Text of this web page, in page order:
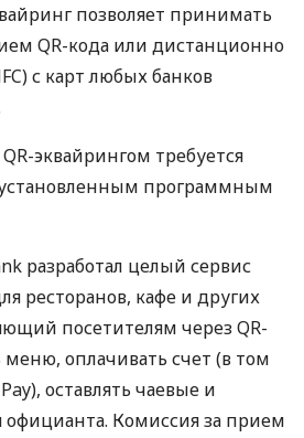
позволяет принимать
QR-кода или дистанционно
с карт любых банков
эквайрингом требуется
программным
разработал целый сервис
ресторанов, кафе и других
посетителям через QR-
оплачивать счет (в том
оставлять чаевые и
официанта. Комиссия за прием